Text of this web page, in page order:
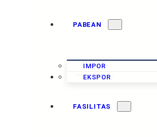
PABEAN
IMPOR
EKSPOR
CUKAI
FASILITAS